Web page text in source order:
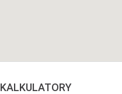
KALKULATORY